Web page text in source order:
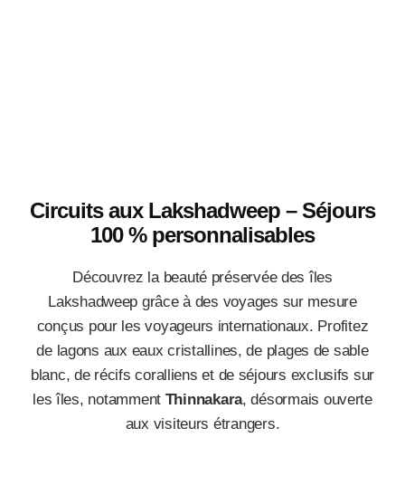
Circuits aux Lakshadweep – Séjours
100 % personnalisables
Découvrez la beauté préservée des îles
Lakshadweep grâce à des voyages sur mesure
conçus pour les voyageurs internationaux. Profitez
de lagons aux eaux cristallines, de plages de sable
blanc, de récifs coralliens et de séjours exclusifs sur
les îles, notamment Thinnakara, désormais ouverte
aux visiteurs étrangers.